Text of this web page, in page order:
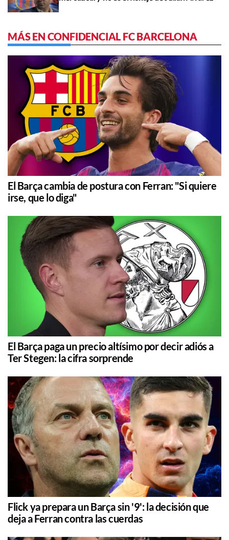
MÁS EN CONFIDENCIAL FC BARCELONA
El Barça cambia de postura con Ferran: "Si quiere
irse, que lo diga"
El Barça paga un precio altísimo por decir adiós a
Ter Stegen: la cifra sorprende
Flick ya prepara un Barça sin '9': la decisión que
deja a Ferran contra las cuerdas